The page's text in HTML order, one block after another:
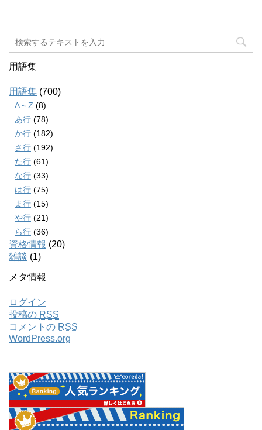
用語集
用語集 (700)
A～Z (8)
あ行 (78)
か行 (182)
さ行 (192)
た行 (61)
な行 (33)
は行 (75)
ま行 (15)
や行 (21)
ら行 (36)
資格情報 (20)
雑談 (1)
メタ情報
ログイン
投稿の RSS
コメントの RSS
WordPress.org